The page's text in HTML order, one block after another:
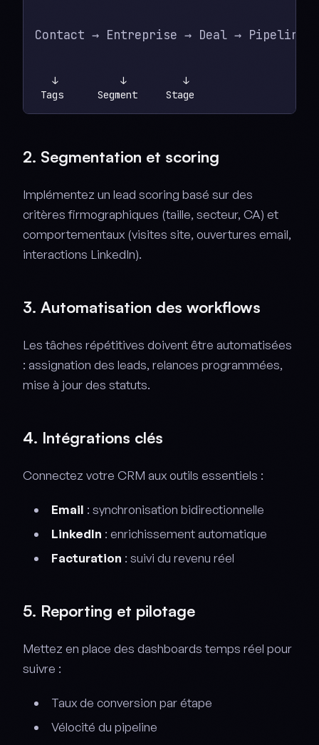
Contact → Entreprise → Deal → Pipeline
   ↓           ↓          ↓
2. Segmentation et scoring
Implémentez un lead scoring basé sur des
critères firmographiques (taille, secteur, CA) et
comportementaux (visites site, ouvertures email,
interactions LinkedIn).
3. Automatisation des workflows
Les tâches répétitives doivent être automatisées
: assignation des leads, relances programmées,
mise à jour des statuts.
4. Intégrations clés
Connectez votre CRM aux outils essentiels :
Email : synchronisation bidirectionnelle
LinkedIn : enrichissement automatique
Facturation : suivi du revenu réel
5. Reporting et pilotage
Mettez en place des dashboards temps réel pour
suivre :
Taux de conversion par étape
Vélocité du pipeline